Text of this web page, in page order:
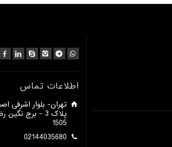
اطلاعات تماس
​تهران- بلوار اشرفی
1505​
02144035680